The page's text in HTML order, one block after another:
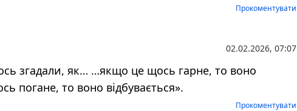
Прокоментувати
02.02.2026, 07:07
згадали, як… …якщо це щось гарне, то воно
погане, то воно відбувається».
Прокоментувати